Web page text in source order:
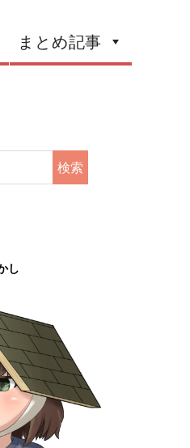
まとめ記事
検索
し